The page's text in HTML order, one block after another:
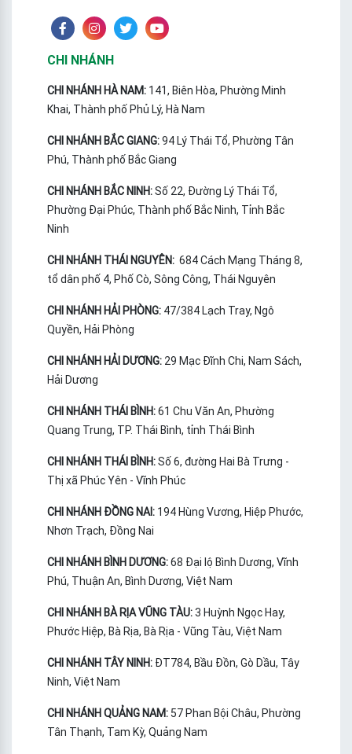
CHI NHÁNH
CHI NHÁNH HÀ NAM: 141, Biên Hòa, Phường Minh
Khai, Thành phố Phủ Lý, Hà Nam
CHI NHÁNH BẮC GIANG:94 Lý Thái Tổ, Phường Tân
Phú, Thành phố Bắc Giang
CHI NHÁNH BẮC NINH:Số 22, Đường Lý Thái Tổ,
Phường Đại Phúc, Thành phố Bắc Ninh, Tỉnh Bắc
Ninh
CHI NHÁNH THÁI NGUYÊN: 684 Cách Mạng Tháng 8,
tổ dân phố 4, Phố Cò, Sông Công, Thái Nguyên
CHI NHÁNH HẢI PHÒNG: 47/384 Lạch Tray, Ngô
Quyền, Hải Phòng
CHI NHÁNH HẢI DƯƠNG: 29 Mạc Đĩnh Chi, Nam Sách,
Hải Dương
CHI NHÁNH THÁI BÌNH:61 Chu Văn An, Phường
Quang Trung, TP. Thái Bình, tỉnh Thái Bình
CHI NHÁNH THÁI BÌNH:Số 6, đường Hai Bà Trưng -
Thị xã Phúc Yên - Vĩnh Phúc
CHI NHÁNH ĐỒNG NAI: 194 Hùng Vương, Hiệp Phước,
Nhơn Trạch, Đồng Nai
CHI NHÁNH BÌNH DƯƠNG:68 Đại lộ Bình Dương, Vĩnh
Phú, Thuận An, Bình Dương, Việt Nam
CHI NHÁNH BÀ RỊA VŨNG TÀU:3 Huỳnh Ngọc Hay,
Phước Hiệp, Bà Rịa, Bà Rịa - Vũng Tàu, Việt Nam
CHI NHÁNH TÂY NINH: ĐT784, Bầu Đồn, Gò Dầu, Tây
Ninh, Việt Nam
CHI NHÁNH QUẢNG NAM: 57 Phan Bội Châu, Phường
Tân Thạnh, Tam Kỳ, Quảng Nam